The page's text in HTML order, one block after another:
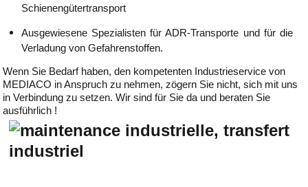
Schienengütertransport
Ausgewiesene Spezialisten für ADR-Transporte und für die
Verladung von Gefahrenstoffen.
Wenn Sie Bedarf haben, den kompetenten Industrieservice von
MEDIACO in Anspruch zu nehmen, zögern Sie nicht, sich mit uns
in Verbindung zu setzen. Wir sind für Sie da und beraten Sie
ausführlich !